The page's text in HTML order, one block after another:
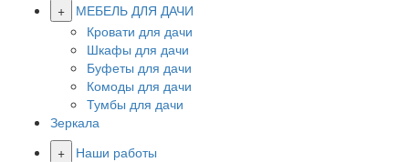
+
МЕБЕЛЬ ДЛЯ ДАЧИ
Кровати для дачи
Шкафы для дачи
Буфеты для дачи
Комоды для дачи
Тумбы для дачи
Зеркала
+
Наши работы